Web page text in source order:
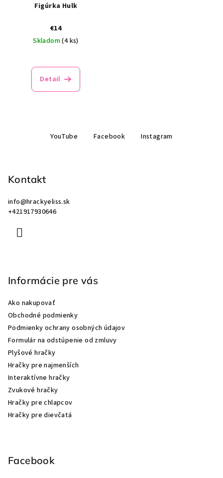
Figúrka Hulk
€14
Skladom(4 ks)
Detail
YouTube Facebook Instagram
Kontakt
info@hrackyeliss.sk
+421917930646
Informácie pre vás
Ako nakupovať
Obchodné podmienky
Podmienky ochrany osobných údajov
Formulár na odstúpenie od zmluvy
Plyšové hračky
Hračky pre najmenších
Interaktívne hračky
Zvukové hračky
Hračky pre chlapcov
Hračky pre dievčatá
Facebook